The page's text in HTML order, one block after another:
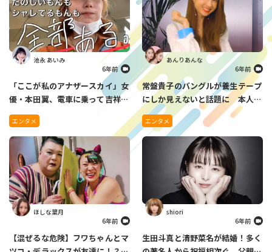
池永 あいみ
6年前
「ここが私のアナザースカイ」女
優・本田翼、電車に乗って吉祥寺
を堂々とぶらぶらする姿にファン
がざわつく
エンタメ
あんりあんな
6年前
常盤貴子のバングルが養生テープ
にしか見えないと話題に 本人の
さすがの切り返しにファン爆笑
エンタメ
ほしな葉月
6年前
【混ぜるな危険】フワちゃんとマ
shiori
6年前
生田斗真と清野菜名が結婚！多く